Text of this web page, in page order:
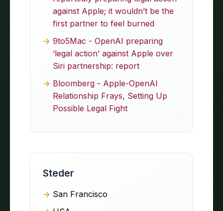
against Apple; it wouldn’t be the
first partner to feel burned
9to5Mac - OpenAI preparing
‘legal action’ against Apple over
Siri partnership: report
Bloomberg - Apple-OpenAI
Relationship Frays, Setting Up
Possible Legal Fight
Steder
San Francisco